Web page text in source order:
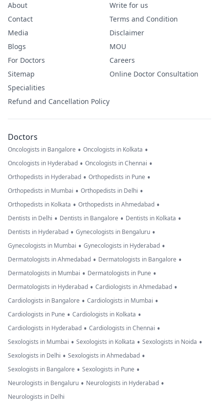
About
Contact
Media
Blogs
For Doctors
Sitemap
Specialities
Refund and Cancellation Policy
Write for us
Terms and Condition
Disclaimer
MOU
Careers
Online Doctor Consultation
Doctors
Oncologists in Bangalore • Oncologists in Kolkata •
Oncologists in Hyderabad • Oncologists in Chennai •
Orthopedists in Hyderabad • Orthopedists in Pune •
Orthopedists in Mumbai • Orthopedists in Delhi •
Orthopedists in Kolkata • Orthopedists in Ahmedabad •
Dentists in Delhi • Dentists in Bangalore • Dentists in Kolkata •
Dentists in Hyderabad • Gynecologists in Bengaluru •
Gynecologists in Mumbai • Gynecologists in Hyderabad •
Dermatologists in Ahmedabad • Dermatologists in Bangalore •
Dermatologists in Mumbai • Dermatologists in Pune •
Dermatologists in Hyderabad • Cardiologists in Ahmedabad •
Cardiologists in Bangalore • Cardiologists in Mumbai •
Cardiologists in Pune • Cardiologists in Kolkata •
Cardiologists in Hyderabad • Cardiologists in Chennai •
Sexologists in Mumbai • Sexologists in Kolkata • Sexologists in Noida •
Sexologists in Delhi • Sexologists in Ahmedabad •
Sexologists in Bangalore • Sexologists in Pune •
Neurologists in Bengaluru • Neurologists in Hyderabad •
Neurologists in Delhi